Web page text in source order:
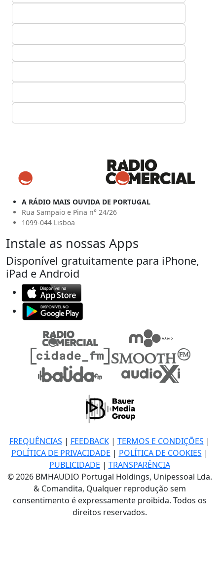
A RÁDIO MAIS OUVIDA DE PORTUGAL
Rua Sampaio e Pina n° 24/26
1099-044 Lisboa
Instale as nossas Apps
Disponível gratuitamente para iPhone,
iPad e Android
FREQUÊNCIAS | FEEDBACK| TERMOS E CONDIÇÕES |
POLÍTICA DE PRIVACIDADE | POLÍTICA DE COOKIES |
PUBLICIDADE | TRANSPARÊNCIA
© 2026 BMHAUDIO Portugal Holdings, Unipessoal Lda.
& Comandita, Qualquer reprodução sem
consentimento é expressamente proibida. Todos os
direitos reservados.